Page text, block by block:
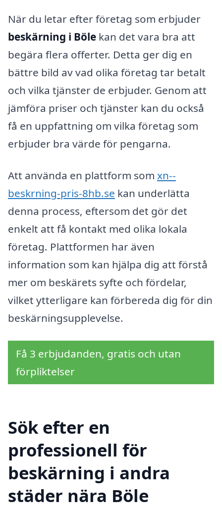
När du letar efter företag som erbjuder
beskärning i Böle kan det vara bra att
begära flera offerter. Detta ger dig en
bättre bild av vad olika företag tar betalt
och vilka tjänster de erbjuder. Genom att
jämföra priser och tjänster kan du också
få en uppfattning om vilka företag som
erbjuder bra värde för pengarna.
Att använda en plattform som xn--
beskrning-pris-8hb.se kan underlätta
denna process, eftersom det gör det
enkelt att få kontakt med olika lokala
företag. Plattformen har även
information som kan hjälpa dig att förstå
mer om beskärets syfte och fördelar,
vilket ytterligare kan förbereda dig för din
beskärningsupplevelse.
Få 3 erbjudanden, gratis och utan
förpliktelser
Sök efter en
professionell för
beskärning i andra
städer nära Böle